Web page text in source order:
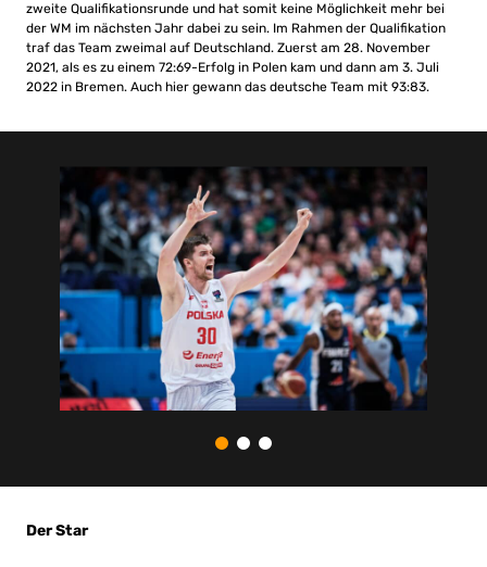
zweite Qualifikationsrunde und hat somit keine Möglichkeit mehr bei
der WM im nächsten Jahr dabei zu sein. Im Rahmen der Qualifikation
traf das Team zweimal auf Deutschland. Zuerst am 28. November
2021, als es zu einem 72:69-Erfolg in Polen kam und dann am 3. Juli
2022 in Bremen. Auch hier gewann das deutsche Team mit 93:83.
Der Star